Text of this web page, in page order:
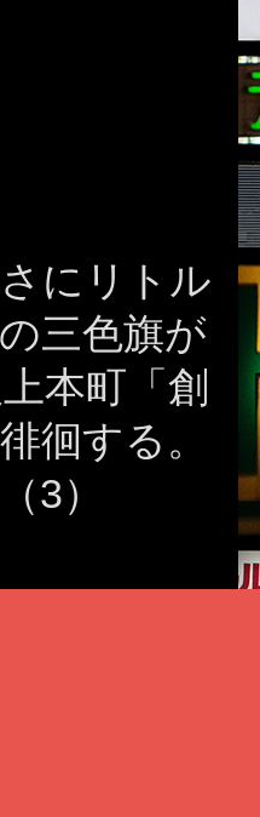
にリトル
三色旗が
本町「創
徊する。
3）